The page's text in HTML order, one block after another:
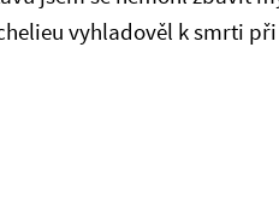
vyhladověl k smrti